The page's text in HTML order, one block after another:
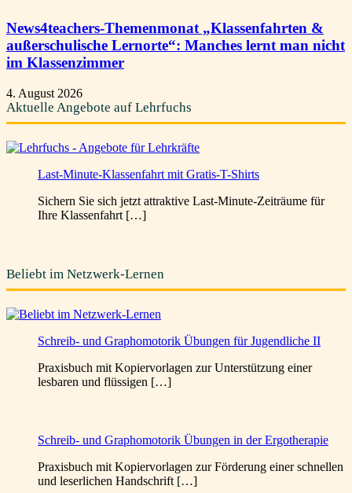
News4teachers-Themenmonat „Klassenfahrten &
außerschulische Lernorte“: Manches lernt man nicht
im Klassenzimmer
4. August 2026
Aktuelle Angebote auf Lehrfuchs
Last-Minute-Klassenfahrt mit Gratis-T-Shirts
Sichern Sie sich jetzt attraktive Last-Minute-Zeiträume für
Ihre Klassenfahrt […]
Beliebt im Netzwerk-Lernen
Schreib- und Graphomotorik Übungen für Jugendliche II
Praxisbuch mit Kopiervorlagen zur Unterstützung einer
lesbaren und flüssigen […]
Schreib- und Graphomotorik Übungen in der Ergotherapie
Praxisbuch mit Kopiervorlagen zur Förderung einer schnellen
und leserlichen Handschrift […]